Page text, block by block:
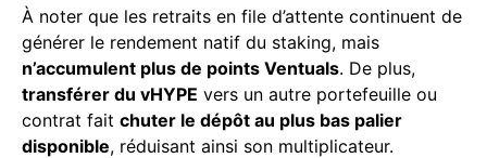
À noter que les retraits en file d’attente continuent de
générer le rendement natif du staking, mais
n’accumulent plus de points Ventuals. De plus,
transférer du vHYPE vers un autre portefeuille ou
contrat fait chuter le dépôt au plus bas palier
disponible, réduisant ainsi son multiplicateur.